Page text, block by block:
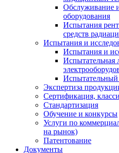
Обслуживание
оборудования
Испытания
средств
Испытания и
Испытания и
Испытательная
Испытательный
Экспертиза
Сертификация,
Стандартизация
Обучение и конкурсы
Услуги по
на рынок)
Патентование
Документы